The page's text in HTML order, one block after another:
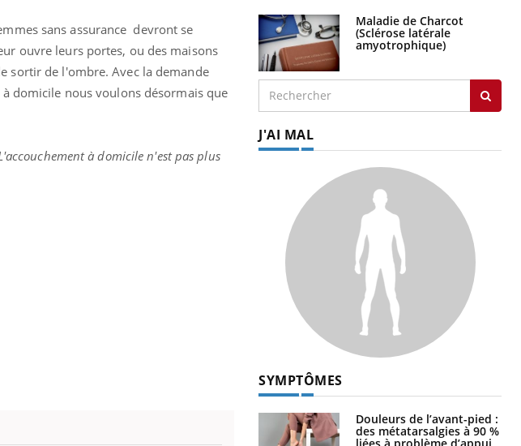
sans assurance devront se
ouvre leurs portes, ou des maisons
sortir de l'ombre. Avec la demande
domicile nous voulons désormais que
à domicile n'est pas plus
Maladie de Charcot
(Sclérose latérale
amyotrophique)
J'AI MAL
SYMPTÔMES
Douleurs de l’avant-pied :
des métatarsalgies à 90 %
liées à problème d’appui